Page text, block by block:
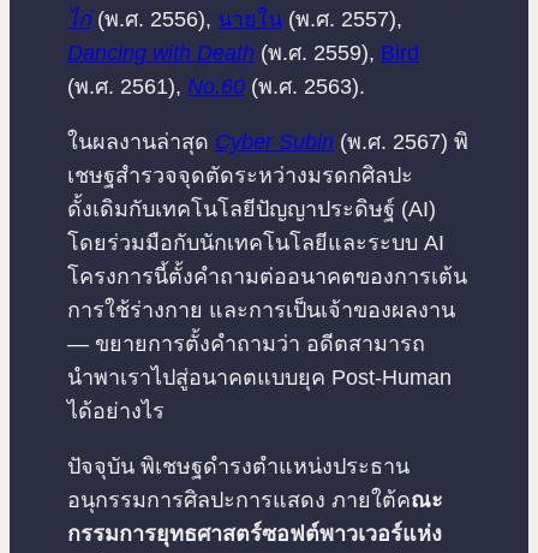
ไก่(พ.ศ. 2556), นายใน (พ.ศ. 2557),
Dancing with Death (พ.ศ. 2559), Bird
(พ.ศ. 2561), No.60 (พ.ศ. 2563).
ในผลงานล่าสุด Cyber Subin (พ.ศ. 2567) พิ
เชษฐสำรวจจุดตัดระหว่างมรดกศิลปะ
ดั้งเดิมกับเทคโนโลยีปัญญาประดิษฐ์ (AI)
โดยร่วมมือกับนักเทคโนโลยีและระบบ AI
โครงการนี้ตั้งคำถามต่ออนาคตของการเต้น
การใช้ร่างกาย และการเป็นเจ้าของผลงาน
— ขยายการตั้งคำถามว่า อดีตสามารถ
นำพาเราไปสู่อนาคตแบบยุค Post-Human
ได้อย่างไร
ปัจจุบัน พิเชษฐดำรงตำแหน่งประธาน
อนุกรรมการศิลปะการแสดง ภายใต้คณะ
กรรมการยุทธศาสตร์ซอฟต์พาวเวอร์แห่ง